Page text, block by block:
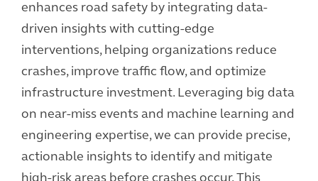
enhances road safety by integrating data-
driven insights with cutting-edge
interventions, helping organizations reduce
crashes, improve traffic flow, and optimize
infrastructure investment. Leveraging big data
on near-miss events and machine learning and
engineering expertise, we can provide precise,
actionable insights to identify and mitigate